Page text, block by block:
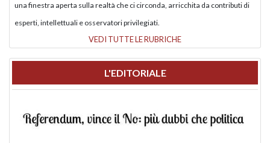
una finestra aperta sulla realtà che ci circonda, arricchita da contributi di
esperti, intellettuali e osservatori privilegiati.
VEDI TUTTE LE RUBRICHE
L'EDITORIALE